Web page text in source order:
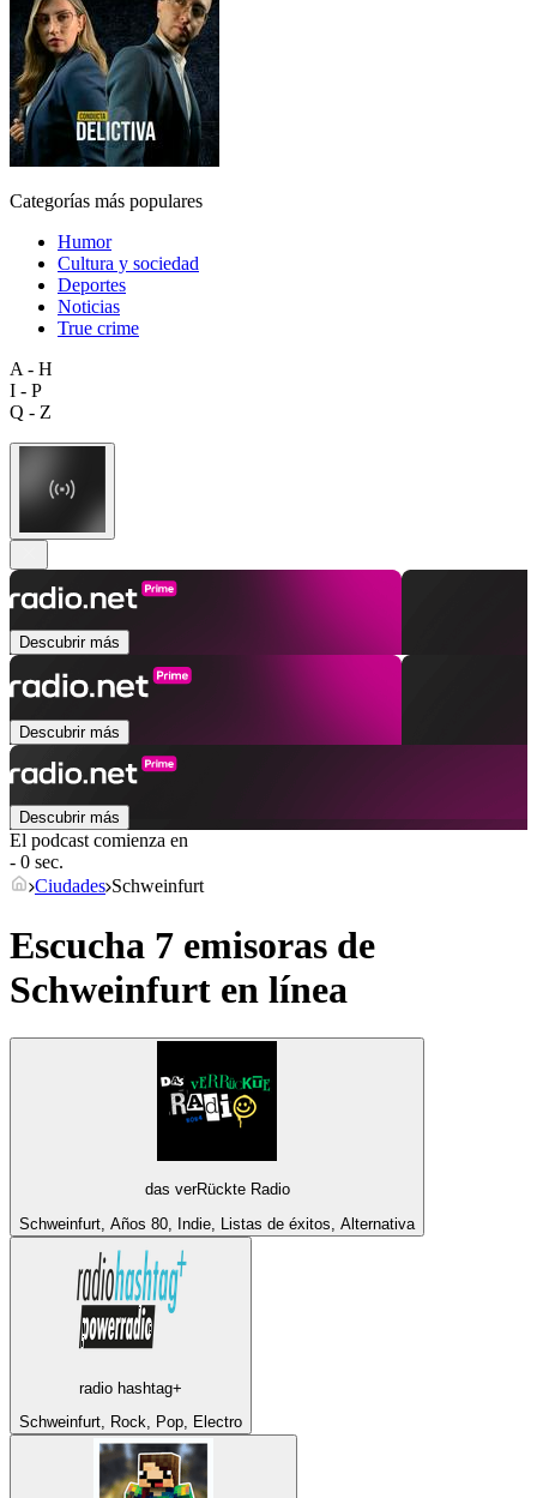
Categorías más populares
Humor
Cultura y sociedad
Deportes
Noticias
True crime
A - H
I - P
Q - Z
Descubrir más
Descubrir más
Descubrir más
El podcast comienza en
- 0 sec.
Ciudades Schweinfurt
Escucha 7 emisoras de
Schweinfurt en línea
das verRückte Radio
Schweinfurt, Años 80, Indie, Listas de éxitos, Alternativa
radio hashtag+
Schweinfurt, Rock, Pop, Electro